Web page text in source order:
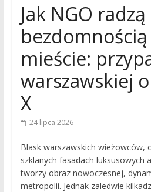
Jak NGO
mieście:
warszawskiej
X
24 lipca 2026
Blask warszawskich wieżowców,
szklanych fasadach luksusowych
tworzy obraz nowoczesnej,
metropolii. Jednak zaledwie